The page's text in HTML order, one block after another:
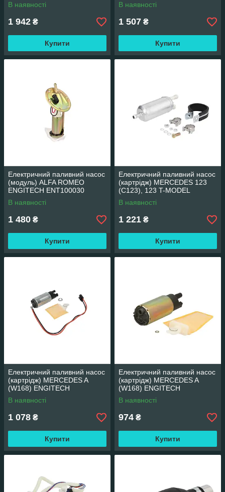
В наявності
1 942 ₴
Купити
В наявності
1 507 ₴
Купити
Електричний паливний насос
(модуль) ALFA ROMEO
ENGITECH ENT100030
В наявності
1 480 ₴
Купити
Електричний паливний насос
(картрідж) MERCEDES 123
(C123), 123 T-MODEL
ENGITECH ENT100061
В наявності
1 221 ₴
Купити
Електричний паливний насос
(картрідж) MERCEDES A
(W168) ENGITECH
ENT100067
В наявності
1 078 ₴
Купити
Електричний паливний насос
(картрідж) MERCEDES A
(W168) ENGITECH
ENT100028
В наявності
974 ₴
Купити